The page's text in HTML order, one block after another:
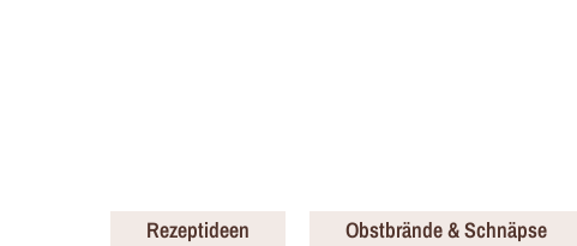
Rezeptideen Obstbrände & Schnäpse